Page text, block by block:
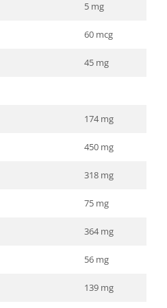
5 mg
60 mcg
45 mg
174 mg
450 mg
318 mg
75 mg
364 mg
56 mg
139 mg